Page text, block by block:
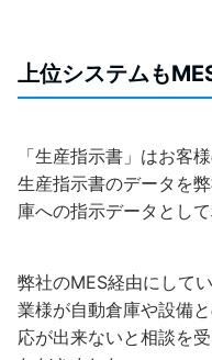
上位システムも
「生産指示書」はお客
生産指示書のデータを
庫への指示データとし
弊社のMES経由にして
業様が自動倉庫や設備
応が出来ないと相談を